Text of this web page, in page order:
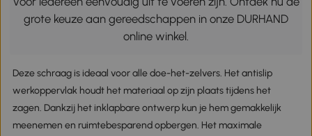
grote keuze aan gereedschappen in onze DURHAND
online winkel.
Deze schraag is ideaal voor alle doe-het-zelvers. Het antislip
werkoppervlak houdt het materiaal op zijn plaats tijdens het
zagen. Dankzij het inklapbare ontwerp kun je hem gemakkelijk
meenemen en ruimtebesparend opbergen. Het maximale